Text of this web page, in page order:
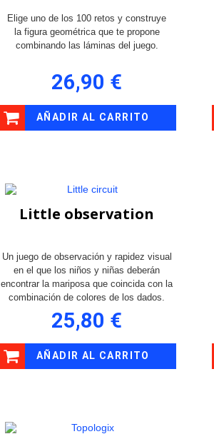
Elige uno de los 100 retos y construye
la figura geométrica que te propone
combinando las láminas del juego.
26,90 €
AÑADIR AL CARRITO
Little observation
Un juego de observación y rapidez visual
en el que los niños y niñas deberán
encontrar la mariposa que coincida con la
combinación de colores de los dados.
25,80 €
AÑADIR AL CARRITO